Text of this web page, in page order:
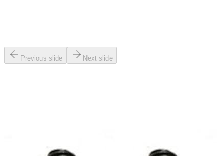
Previous slide Next slide